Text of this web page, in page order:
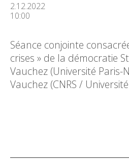
2.12.2022
10:00
Séance conjointe
crises » de la démocratie
Vauchez (Université
Vauchez (CNRS /